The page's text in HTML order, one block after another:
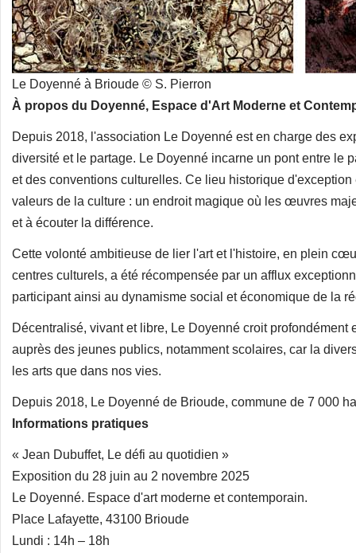
Le Doyenné à Brioude © S. Pierron
À propos du Doyenné, Espace d'Art Moderne et
Depuis 2018, l'association Le Doyenné est en charge des
diversité et le partage. Le Doyenné incarne un pont entre le
et des conventions culturelles. Ce lieu historique
valeurs de la culture : un endroit magique où les œuvres
et à écouter la différence.
Cette volonté ambitieuse de lier l'art et l'histoire, en plein
centres culturels, a été récompensée par un afflux
participant ainsi au dynamisme social et économique de la
Décentralisé, vivant et libre, Le Doyenné croit
auprès des jeunes publics, notamment scolaires, car la
les arts que dans nos vies.
Depuis 2018, Le Doyenné de Brioude, commune de 7 000
Informations pratiques
« Jean Dubuffet, Le défi au quotidien »
Exposition du 28 juin au 2 novembre 2025
Le Doyenné. Espace d'art moderne et contemporain.
Place Lafayette, 43100 Brioude
Lundi : 14h – 18h